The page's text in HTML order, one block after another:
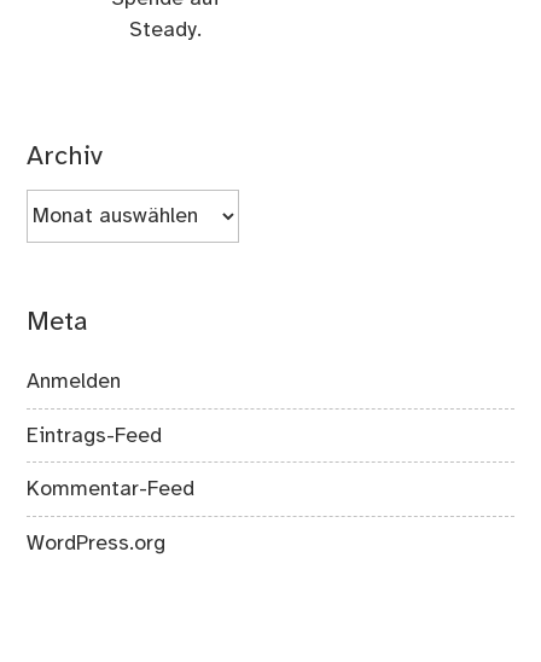
Steady.
Archiv
Archiv
Meta
Anmelden
Eintrags-Feed
Kommentar-Feed
WordPress.org